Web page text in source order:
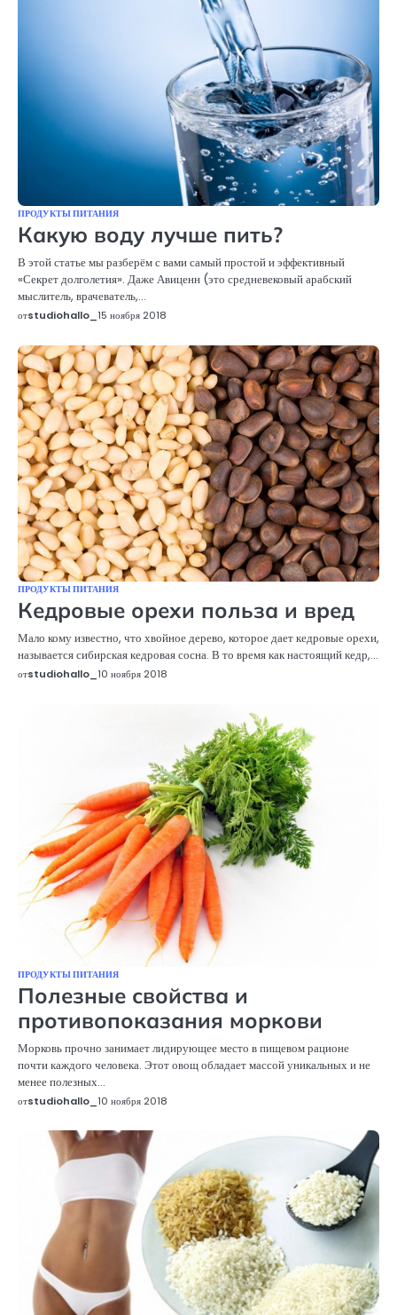
ПРОДУКТЫ ПИТАНИЯ
Какую воду лучше пить?
В этой статье мы разберём с вами самый простой и эффективный
«Секрет долголетия». Даже Авиценн (это средневековый арабский
мыслитель, врачеватель,…
отstudiohallo_ 15 ноября 2018
ПРОДУКТЫ ПИТАНИЯ
Кедровые орехи польза и вред
Мало кому известно, что хвойное дерево, которое дает кедровые орехи,
называется сибирская кедровая сосна. В то время как настоящий кедр,…
отstudiohallo_ 10 ноября 2018
ПРОДУКТЫ ПИТАНИЯ
Полезные свойства и
противопоказания моркови
Морковь прочно занимает лидирующее место в пищевом рационе
почти каждого человека. Этот овощ обладает массой уникальных и не
менее полезных…
отstudiohallo_ 10 ноября 2018